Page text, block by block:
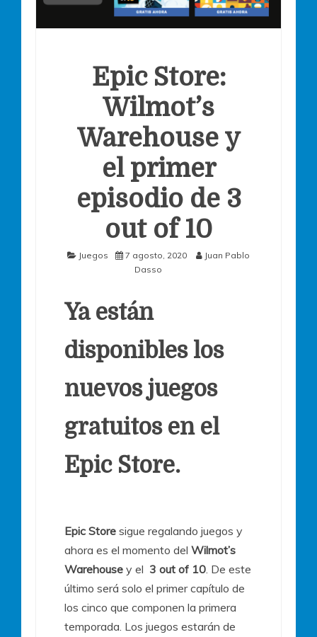
Epic Store:
Wilmot’s
Warehouse y
el primer
episodio de 3
out of 10
Juegos 7 agosto, 2020
Juan Pablo
Dasso
Ya están
disponibles los
nuevos juegos
gratuitos en el
Epic Store.
Epic Store sigue regalando juegos y
ahora es el momento del Wilmot’s
Warehouse y el 3 out of 10 . De este
último será solo el primer capítulo de
los cinco que componen la primera
temporada. Los juegos estarán de